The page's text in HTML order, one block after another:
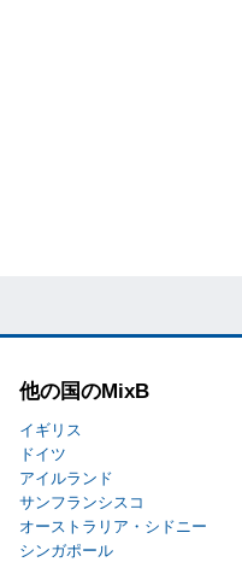
他の国のMixB
イギリス
ドイツ
アイルランド
サンフランシスコ
オーストラリア・シドニー
シンガポール